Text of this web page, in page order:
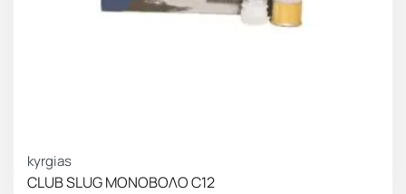
kyrgias
CLUB SLUG ΜΟΝΟΒΟΛΟ C12